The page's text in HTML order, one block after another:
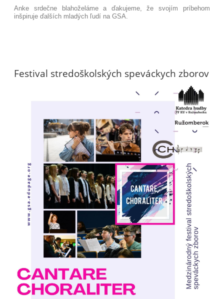
Anke srdečne blahoželáme a ďakujeme, že svojím príbehom
inšpiruje ďalších mladých ľudí na GSA.
Festival stredoškolských speváckych zborov